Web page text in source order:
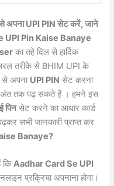
अपना UPI PIN सेट करें, जाने
UPI Pin Kaise Banaye
का तहे दिल से हार्दिक
तरीके से BHIM UPI के
से अपना UPI PIN सेट करना
अंत तक पढ़ सकते हैं । हमने इस
पिनसेट करने का आधार कार्ड
सभी जानकारी प्राप्त कर
Banaye?
किAadhar Card Se UPI
प्रक्रिया अपनाना होगा।